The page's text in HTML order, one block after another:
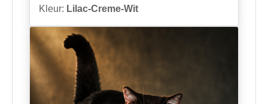
Kleur: Lilac-Creme-Wit